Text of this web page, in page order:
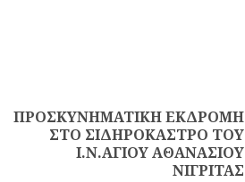
ΠΡΟΣΚΥΝΗΜΑΤΙΚΗ ΕΚΔΡΟΜΗ
ΣΤΟ ΣΙΔΗΡΟΚΑΣΤΡΟ ΤΟΥ
Ι.Ν.ΑΓΙΟΥ ΑΘΑΝΑΣΙΟΥ
ΝΙΓΡΙΤΑΣ